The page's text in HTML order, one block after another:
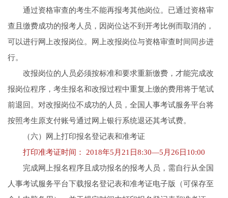
通过资格审查的考生不能再报考其他岗位。已通过资格审
查且缴费成功的报考人员，因岗位达不到开考比例而取消的，
可以进行网上改报岗位。网上改报岗位与资格审查时间同步进
行。
改报岗位的人员必须按标准和要求重新缴费，才能完成改
报岗位程序，考生报名和改报过程中重复上缴的费用将于笔试
前退回。对改报岗位不成功的人员，全国人事考试服务平台将
按照考生原支付账号通过网上银行系统退还其考试费。
（六）网上打印报名登记表和准考证
打印准考证时间： 2018年5月21日8:30—5月26日10:00
完成网上报名程序且成功报名的报考人员，需自行从全国
人事考试服务平台下载报名登记表和准考证电子版（可保存至